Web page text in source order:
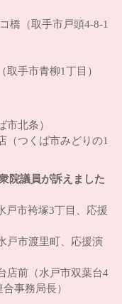
橋（取手市戸頭4-8-1
手市青柳1丁目）
北条）
（つくば市みどりの1
院議員が訴えました
戸市袴塚3丁目、応援
戸市渡里町、応援演
店前（水戸市双葉台4
事務局長）